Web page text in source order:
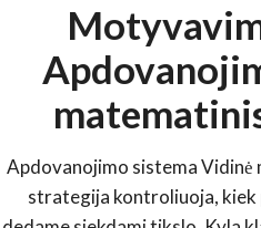
Apdovanojimo sistema Vidinė
strategija kontroliuoja, kiek